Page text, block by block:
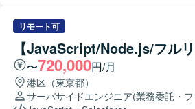
ト化や議論を通じて、チーム全体でナレ
を得ることができます。 【開発環境】 Kubernetesクラスタ上での各種ミドルウェアおよび
Pythonアプリケーション開発を中心と
管理・ドキュメント管理を行う予定です。
や周辺システムの運用・開発に主体的に
ションを取りながら課題を整理し、自ら
【ポジションの魅力】 ソーシャルゲー
ルの運用・開発を通じてサービス改善に
流まで一貫して関わることで、技術力とドメ
境】 PythonやTypeScriptを用いたツール
リモート可
【JavaScript/Node.js/フル
〜720,000円/月
港区（東京都）
サーバサイドエンジニア(業務委託・